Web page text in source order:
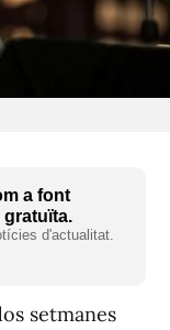
a font
gratuïta.
d'actualitat.
setmanes